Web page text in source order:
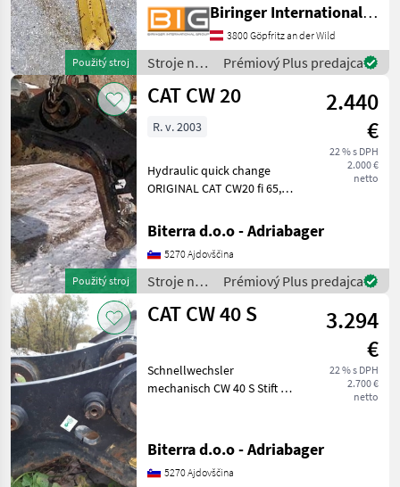
Stroje
Na
Stavbu
Prislusenstvo
Rypadla
Cat
VYBRAŤ
KATEGÓRIU
CAT
BIG
Kinshofer
Auger Torque
A&T Anbaugeräte
Lasco
Zobraziť
všetkých
37
Použitý stroj
Biringer International GmbH
3800 Göpfritz an der Wild
Stroje na
stavbu /
CAT
Prémiový Plus predajca
Použitý stroj
CAT CW 20
2.440
€
22 % s DPH
2.000 €
netto
R. v. 2003
Hydraulic quick change
ORIGINAL CAT CW20 fi 65,
between 47 cm. Stroje na
stavbu príslušenstvo
rýpadla
Biterra d.o.o - Adriabager
5270 Ajdovščina
Stroje na
stavbu /
CAT
Prémiový Plus predajca
CAT CW 40 S
3.294
€
22 % s DPH
2.700 €
netto
Schnellwechsler
mechanisch CW 40 S Stift 80
stavbu príslušenstvo
rýpadla
Biterra d.o.o - Adriabager
5270 Ajdovščina